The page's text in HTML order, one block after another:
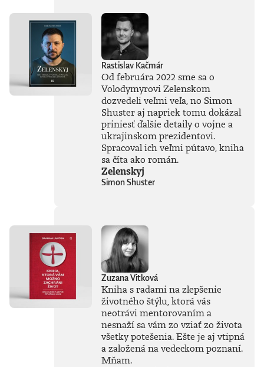
každodenného
života. Od príchodu
systému ChatGPT
zaplavila verejnosť
vlna záujmu o AI,
no zároveň
zavládol zmätok.
Čo vlastne umelá
inteligencia dokáže
a kde sú jej limity?
Čo nás ešte len
čaká? Je pre ľudstvo
hrozbou? Susskind
hraniciach, ktoré by
sme pri jej
používaní mali
jasne stanoviť.V
knihe Ako
premýšľať o umelej
inteligencii autor
čerpá zo svojich
skúseností, keďže
Rastislav Kačmár
Od februára 2022 sme sa o
Volodymyrovi Zelenskom
dozvedeli veľmi veľa, no Simon
Shuster aj napriek tomu dokázal
priniesť ďalšie detaily o vojne a
ukrajinskom prezidentovi.
Spracoval ich veľmi pútavo, kniha
sa číta ako román.
Zelenskyj
Simon Shuster
Zuzana Vitková
Kniha s radami na zlepšenie
životného štýlu, ktorá vás
neotrávi mentorovaním a
nesnaží sa vám zo vziať zo života
všetky potešenia. Ešte je aj vtipná
a založená na vedeckom poznaní.
Mňam.